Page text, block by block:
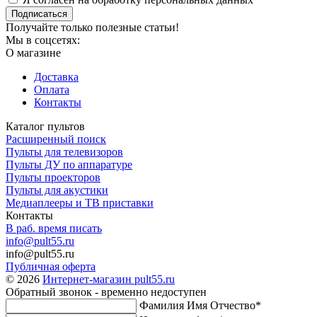
Подписаться
Получайте только полезные статьи!
Мы в соцсетях:
О магазине
Доставка
Оплата
Контакты
Каталог пультов
Расширенный поиск
Пульты для телевизоров
Пульты ДУ по аппаратуре
Пульты проекторов
Пульты для акустики
Медиаплееры и ТВ приставки
Контакты
В раб. время писать
info@pult55.ru
info@pult55.ru
Публичная оферта
© 2026 Интернет-магазин pult55.ru
Обратный звонок - временно недоступен
Фамилия Имя Отчество*